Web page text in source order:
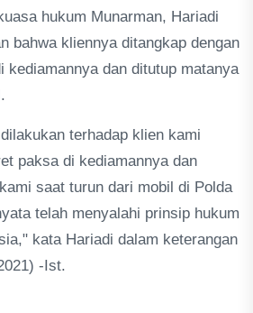
hukum Munarman, Hariadi
bahwa kliennya ditangkap dengan
kediamannya dan ditutup matanya
terhadap klien kami
paksa di kediamannya dan
saat turun dari mobil di Polda
telah menyalahi prinsip hukum
kata Hariadi dalam keterangan
-Ist.